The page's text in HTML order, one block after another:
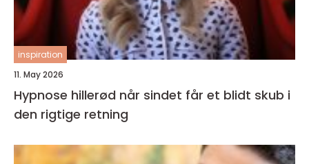
inspiration
11. May 2026
Hypnose hillerød når sindet får et blidt skub i
den rigtige retning